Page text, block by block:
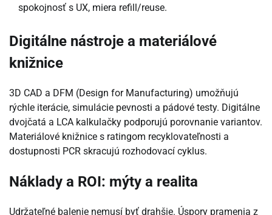
spokojnosť s UX, miera refill/reuse.
Digitálne nástroje a materiálové
knižnice
3D CAD a DFM (Design for Manufacturing) umožňujú
rýchle iterácie, simulácie pevnosti a pádové testy. Digitálne
dvojčatá a LCA kalkulačky podporujú porovnanie variantov.
Materiálové knižnice s ratingom recyklovateľnosti a
dostupnosti PCR skracujú rozhodovací cyklus.
Náklady a ROI: mýty a realita
Udržateľné balenie nemusí byť drahšie. Úspory pramenia z